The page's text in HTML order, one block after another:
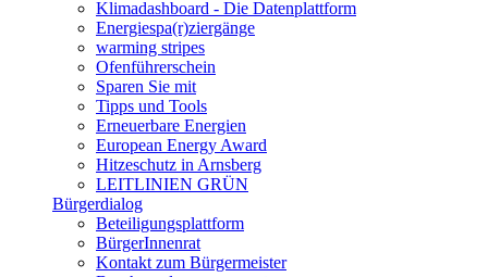
Klimadashboard - Die Datenplattform
Energiespa(r)ziergänge
warming stripes
Ofenführerschein
Sparen Sie mit
Tipps und Tools
Erneuerbare Energien
European Energy Award
Hitzeschutz in Arnsberg
LEITLINIEN GRÜN
Bürgerdialog
Beteiligungsplattform
BürgerInnenrat
Kontakt zum Bürgermeister